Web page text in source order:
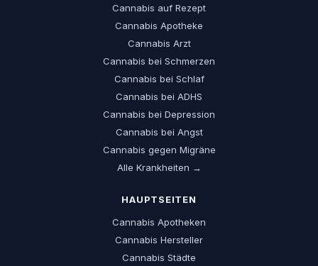
Cannabis auf Rezept
Cannabis Apotheke
Cannabis Arzt
Cannabis bei Schmerzen
Cannabis bei Schlaf
Cannabis bei ADHS
Cannabis bei Depression
Cannabis bei Angst
Cannabis gegen Migräne
Alle Krankheiten →
HAUPTSEITEN
Cannabis Apotheken
Cannabis Hersteller
Cannabis Städte